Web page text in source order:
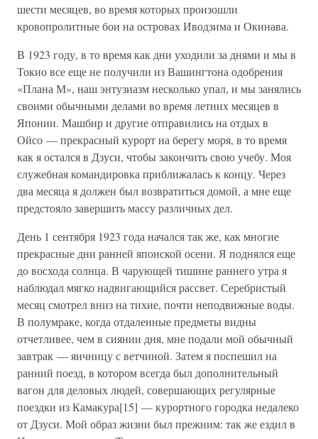
шести месяцев, во время которых произошли
кровопролитные бои на островах Иводзима и Окинава.
В 1923 году, в то время как дни уходили за днями и мы в
Токио все еще не получили из Вашингтона одобрения
«Плана М», наш энтузиазм несколько упал, и мы занялись
своими обычными делами во время летних месяцев в
Японии. Машбир и другие отправились на отдых в
Ойсо — прекрасный курорт на берегу моря, в то время
как я остался в Дзуси, чтобы закончить свою учебу. Моя
служебная командировка приближалась к концу. Через
два месяца я должен был возвратиться домой, а мне еще
предстояло завершить массу различных дел.
День 1 сентября 1923 года начался так же, как многие
прекрасные дни ранней японской осени. Я поднялся еще
до восхода солнца. В чарующей тишине раннего утра я
наблюдал мягко надвигающийся рассвет. Серебристый
месяц смотрел вниз на тихие, почти неподвижные воды.
В полумраке, когда отдаленные предметы видны
отчетливее, чем в сиянии дня, мне подали мой обычный
завтрак — яичницу с ветчиной. Затем я поспешил на
ранний поезд, в котором всегда был дополнительный
вагон для деловых людей, совершающих регулярные
поездки из Камакура[15] — курортного городка недалеко
от Дзуси. Мой образ жизни был прежним: так же ездил в